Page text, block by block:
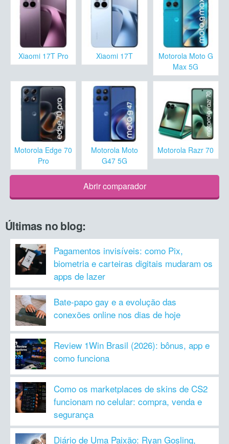
Xiaomi 17T Pro Xiaomi 17T
Motorola Moto G
Max 5G
Motorola Edge 70
Pro
Motorola Moto
G47 5G
Motorola Razr 70
Abrir comparador
Últimas no blog:
Pagamentos invisíveis: como Pix,
biometria e carteiras digitais mudaram os
apps de lazer
Bate-papo gay e a evolução das
conexões online nos dias de hoje
Review 1Win Brasil (2026): bônus, app e
como funciona
Como os marketplaces de skins de CS2
funcionam no celular: compra, venda e
segurança
Diário de Uma Paixão: Ryan Gosling,